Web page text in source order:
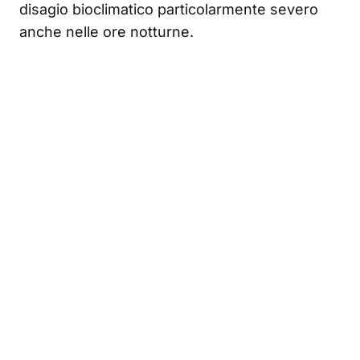
disagio bioclimatico particolarmente severo
anche nelle ore notturne.